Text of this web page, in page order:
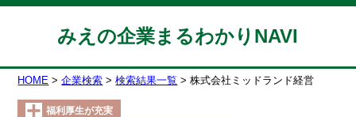
みえの企業まるわかりNAVI
HOME 企業検索 検索結果一覧 株式会社ミッドランド経営
福利厚生が充実